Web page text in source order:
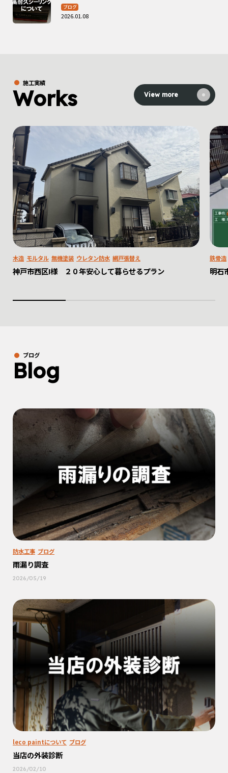
ブログ
2026.01.08
施工実績
Works View more
木造 モルタル 無機塗装 ウレタン防水 網戸張替え
神戸市西区I様 ２０年安心して暮らせるプラン
鉄骨造
明石
ブログ
Blog
防水工事 ブログ
雨漏り調査
2026/05/19
leco paintについて ブログ
当店の外装診断
2026/02/10